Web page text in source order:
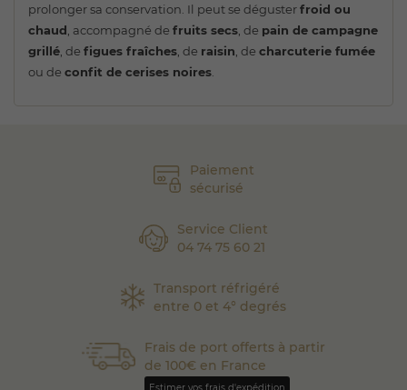
Paiement
sécurisé
Service Client
04 74 75 60 21
Transport réfrigéré
entre 0 et 4° degrés
Frais de port offerts à partir
de 100€ en France
prolonger sa conservation. Il peut se dégusterfroid ou
chaud , accompagné de fruits secs , de pain de campagne
grillé , de figues fraîches , de raisin , de charcuterie fumée
ou de confit de cerises noires